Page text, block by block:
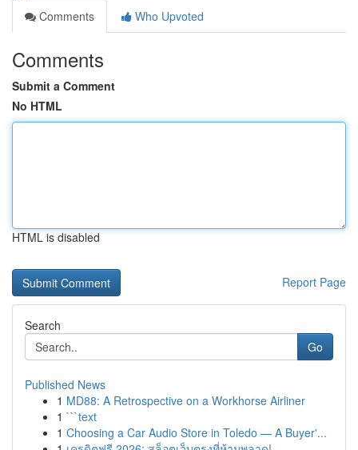
Comments
Who Upvoted
Comments
Submit a Comment
No HTML
HTML is disabled
Report Page
Search
Go
Published News
1 MD88: A Retrospective on a Workhorse Airliner
1 ```text
1 Choosing a Car Audio Store in Toledo — A Buyer'...